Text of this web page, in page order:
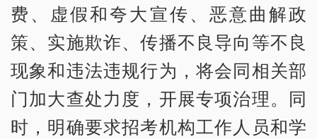
费、虚假和夸大宣传、恶意曲解政
策、实施欺诈、传播不良导向等不良
现象和违法违规行为，将会同相关部
门加大查处力度，开展专项治理。同
时，明确要求招考机构工作人员和学